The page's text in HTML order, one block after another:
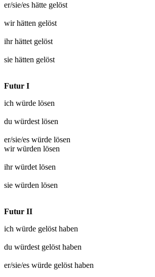
er/sie/es hätte gelöst
wir hätten gelöst
ihr hättet gelöst
sie hätten gelöst
Futur I
ich würde lösen
du würdestlösen
er/sie/es würde lösen
wir würden lösen
ihr würdetlösen
sie würden lösen
Futur II
ich würde gelösthaben
du würdest gelösthaben
er/sie/es würde gelösthaben